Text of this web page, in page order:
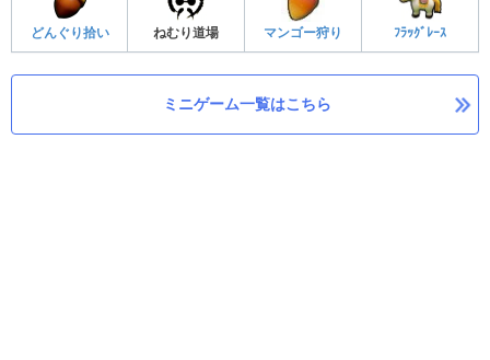
どんぐり拾い ねむり道場 マンゴー狩り ﾌﾗｯｸﾞﾚｰｽ
ミニゲーム一覧はこちら